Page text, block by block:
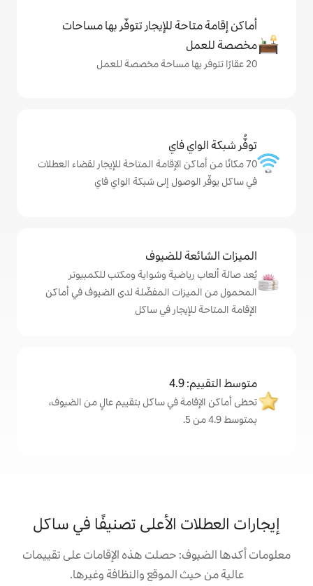
للإيجار تتوفّر بها مساحات
الإقامة المتاحة للإيجار لقضاء العطلات
إلى شبكة الواي فاي
وشواية ومكتب للكمبيوتر
المفضّلة لدى الضيوف في أماكن
في ساكل بتقييم عالٍ من الضيوف،
الأعلى تصنيفًا في ساكل
حصلت هذه الإقامات على تقييمات
الموقع والنظافة وغيرها.